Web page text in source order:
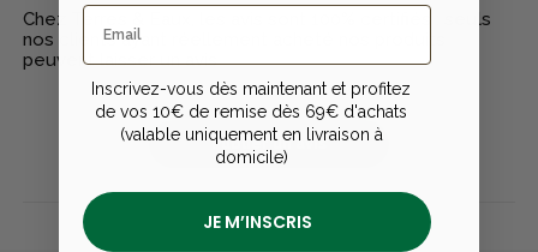
Chez Terres & Eaux, les avis sont 100% certifiés : seuls
nos clients ayant réellement acheté nos produits
peuvent laisser un avis
Publier un avis
Inscrivez-vous dès maintenant et profitez
de vos 10€ de remise dès 69€ d'achats
(valable uniquement en livraison à
domicile)
JE M’INSCRIS